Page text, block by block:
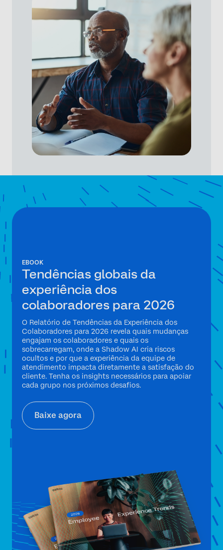
EBOOK
Tendências globais da
experiência dos
colaboradores para 2026
O Relatório de Tendências da Experiência dos
Colaboradores para 2026 revela quais mudanças
engajam os colaboradores e quais os
sobrecarregam, onde a Shadow AI cria riscos
ocultos e por que a experiência da equipe de
atendimento impacta diretamente a satisfação do
cliente. Tenha os insights necessários para apoiar
cada grupo nos próximos desafios.
Baixe agora